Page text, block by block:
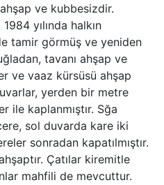
ve kubbesizdir.
yılında halkın
tamir görmüş ve yeniden
tavanı ahşap ve
ve vaaz kürsüsü ahşap
yerden bir metre
ile kaplanmıştır. Sğa
sol duvarda kare iki
sonradan kapatılmıştır.
Çatılar kiremitle
mahfili de mevcuttur.